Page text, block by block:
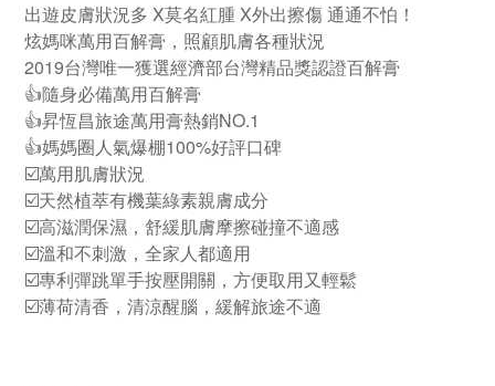
出遊皮膚狀況多 X莫名紅腫 X外出擦傷 通通不怕！
炫媽咪萬用百解膏，照顧肌膚各種狀況
2019台灣唯一獲選經濟部台灣精品獎認證百解膏
👍隨身必備萬用百解膏
👍昇恆昌旅途萬用膏熱銷NO.1
👍媽媽圈人氣爆棚100%好評口碑
☑️萬用肌膚狀況
☑️天然植萃有機葉綠素親膚成分
☑️高滋潤保濕，舒緩肌膚摩擦碰撞不適感
☑️溫和不刺激，全家人都適用
☑️專利彈跳單手按壓開關，方便取用又輕鬆
☑️薄荷清香，清涼醒腦，緩解旅途不適